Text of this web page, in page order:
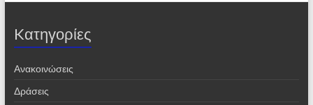
Kατηγορίες
Ανακοινώσεις
Δράσεις